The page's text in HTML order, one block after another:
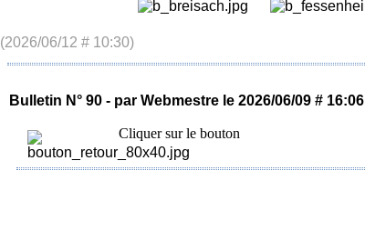
(2026/06/12 # 10:30)
Bulletin N° 90 - par Webmestre le 2026/06/09 # 16:06
Cliquer sur le bouton